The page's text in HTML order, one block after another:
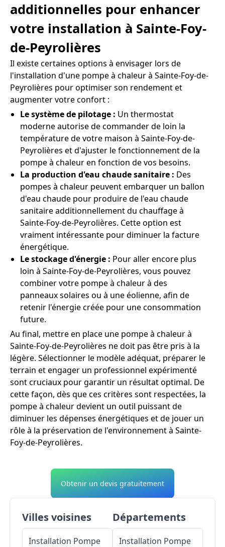
additionnelles pour enhancer
votre installation à Sainte-Foy-
de-Peyrolières
Il existe certaines options à envisager lors de
l'installation d'une pompe à chaleur à Sainte-Foy-de-
Peyrolières pour optimiser son rendement et
augmenter votre confort :
Le système de pilotage : Un thermostat
moderne autorise de commander de loin la
température de votre maison à Sainte-Foy-de-
Peyrolières et d'ajuster le fonctionnement de la
pompe à chaleur en fonction de vos besoins.
La production d'eau chaude sanitaire : Des
pompes à chaleur peuvent embarquer un ballon
d'eau chaude pour produire de l'eau chaude
sanitaire additionnellement du chauffage à
Sainte-Foy-de-Peyrolières. Cette option est
vraiment intéressante pour diminuer la facture
énergétique.
Le stockage d'énergie : Pour aller encore plus
loin à Sainte-Foy-de-Peyrolières, vous pouvez
combiner votre pompe à chaleur à des
panneaux solaires ou à une éolienne, afin de
retenir l'énergie créée pour une consommation
future.
Au final, mettre en place une pompe à chaleur à
Sainte-Foy-de-Peyrolières ne doit pas être pris à la
légère. Sélectionner le modèle adéquat, préparer le
terrain et engager un professionnel expérimenté
sont cruciaux pour garantir un résultat optimal. De
cette façon, dès que ces critères sont respectées, la
pompe à chaleur devient un outil puissant de
diminuer les dépenses énergétiques et de jouer un
rôle à la préservation de l'environnement à Sainte-
Foy-de-Peyrolières.
Obtenir un devis gratuitement
Villes voisines
Installation Pompe
Départements
Installation Pompe